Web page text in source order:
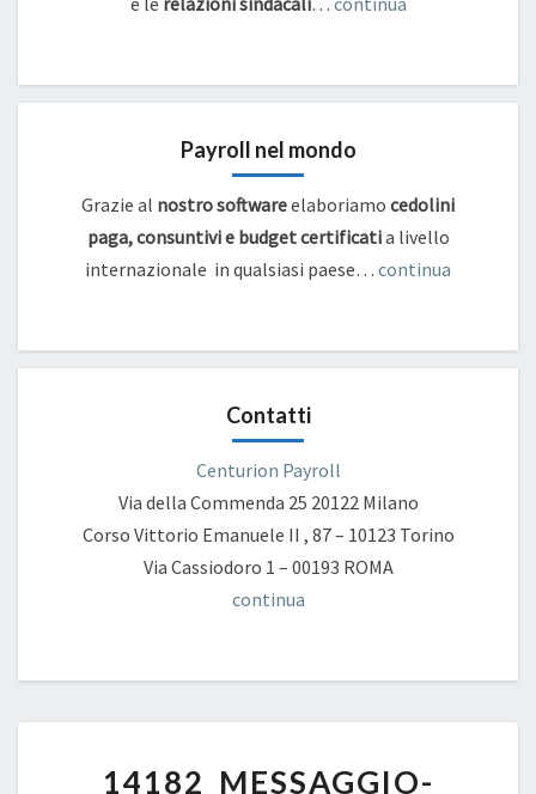
Payroll nel mondo
Grazie al nostro softwareelaboriamo cedolini
paga, consuntivi e budget certificatia livello
internazionale in qualsiasi paese… continua
Contatti
Centurion Payroll
Via della Commenda 25 20122 Milano
Corso Vittorio Emanuele II , 87 – 10123 Torino
Via Cassiodoro 1 – 00193 ROMA
continua
NUMERO-
14182_MESSAGGIO-